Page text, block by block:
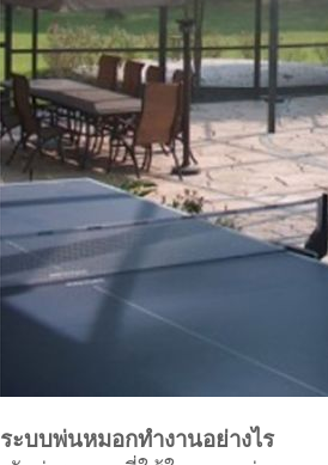
ระบบพ่นหมอกทำงานอย่างไร